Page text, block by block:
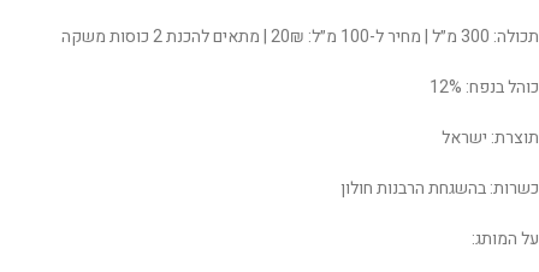
תכולה: 300 מ״ל | מחיר ל-100 מ״ל: 20₪ | מתאים להכנת 2 כוסות משקה
כוהל בנפח: 12%
תוצרת: ישראל
כשרות: בהשגחת הרבנות חולון
על המותג: